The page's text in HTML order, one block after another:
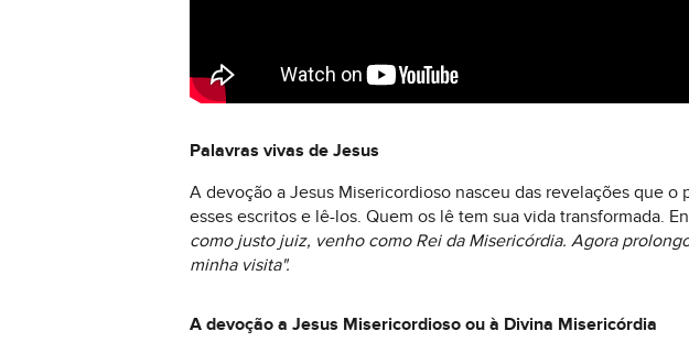
Palavras vivas de Jesus
A devoção a Jesus Misericordioso nasceu das revelações que
esses escritos e lê-los. Quem os lê tem sua vida transformada.
como justo juiz, venho como Rei da Misericórdia. Agora
minha visita".
A devoção a Jesus Misericordioso ou à Divina Misericórdia